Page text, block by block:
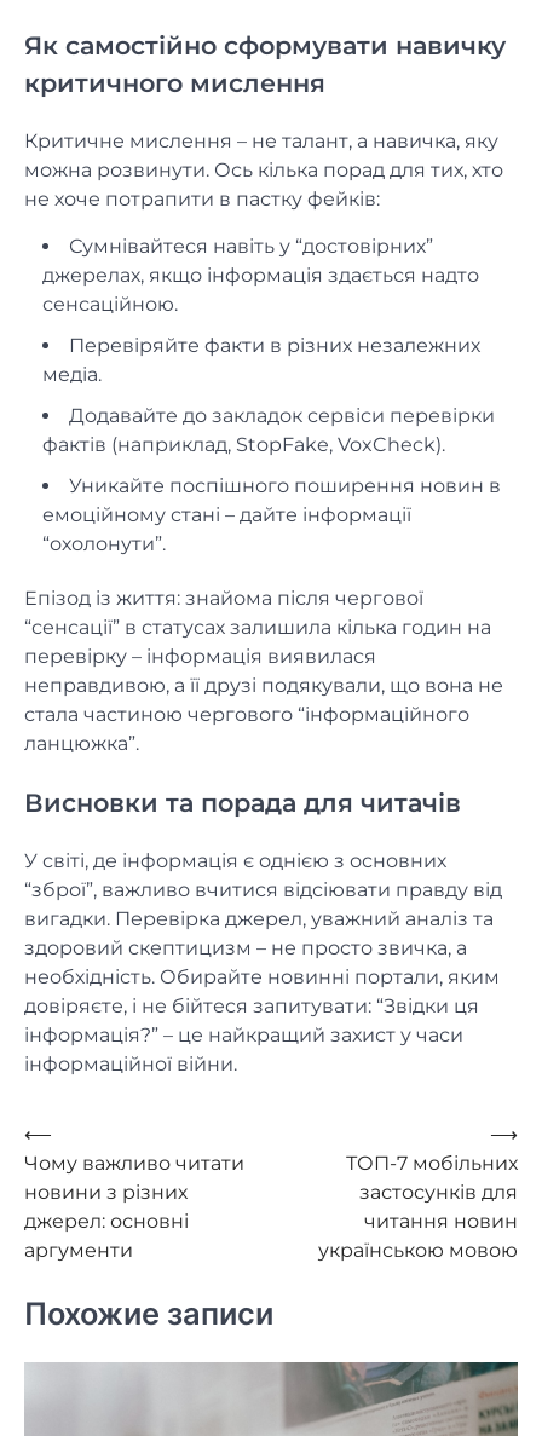
Як самостійно сформувати навичку
критичного мислення
Критичне мислення – не талант, а навичка, яку
можна розвинути. Ось кілька порад для тих, хто
не хоче потрапити в пастку фейків:
Сумнівайтеся навіть у “достовірних”
джерелах, якщо інформація здається надто
сенсаційною.
Перевіряйте факти в різних незалежних
медіа.
Додавайте до закладок сервіси перевірки
фактів (наприклад, StopFake, VoxCheck).
Уникайте поспішного поширення новин в
емоційному стані – дайте інформації
“охолонути”.
Епізод із життя: знайома після чергової
“сенсації” в статусах залишила кілька годин на
перевірку – інформація виявилася
неправдивою, а її друзі подякували, що вона не
стала частиною чергового “інформаційного
ланцюжка”.
Висновки та порада для читачів
У світі, де інформація є однією з основних
“зброї”, важливо вчитися відсіювати правду від
вигадки. Перевірка джерел, уважний аналіз та
здоровий скептицизм – не просто звичка, а
необхідність. Обирайте новинні портали, яким
довіряєте, і не бійтеся запитувати: “Звідки ця
інформація?” – це найкращий захист у часи
інформаційної війни.
Навигация
по
записям
⟵
Чому важливо читати
новини з різних
джерел: основні
аргументи
ТОП-7 мобільних
застосунків для
читання новин
українською мовою
⟶
Похожие записи